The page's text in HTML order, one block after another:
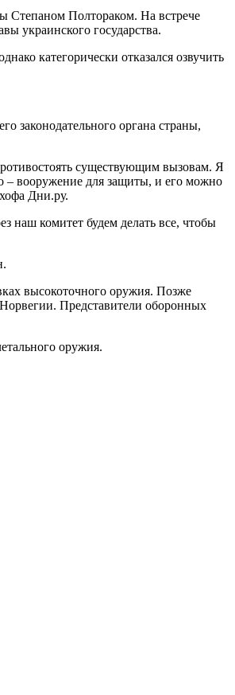
Степаном Полтораком. На встрече
украинского государства.
категорически отказался озвучить
законодательного органа страны,
существующим вызовам. Я
– вооружение для защиты, и его можно
Дни.ру.
наш комитет будем делать все, чтобы
высокоточного оружия. Позже
Представители оборонных
оружия.